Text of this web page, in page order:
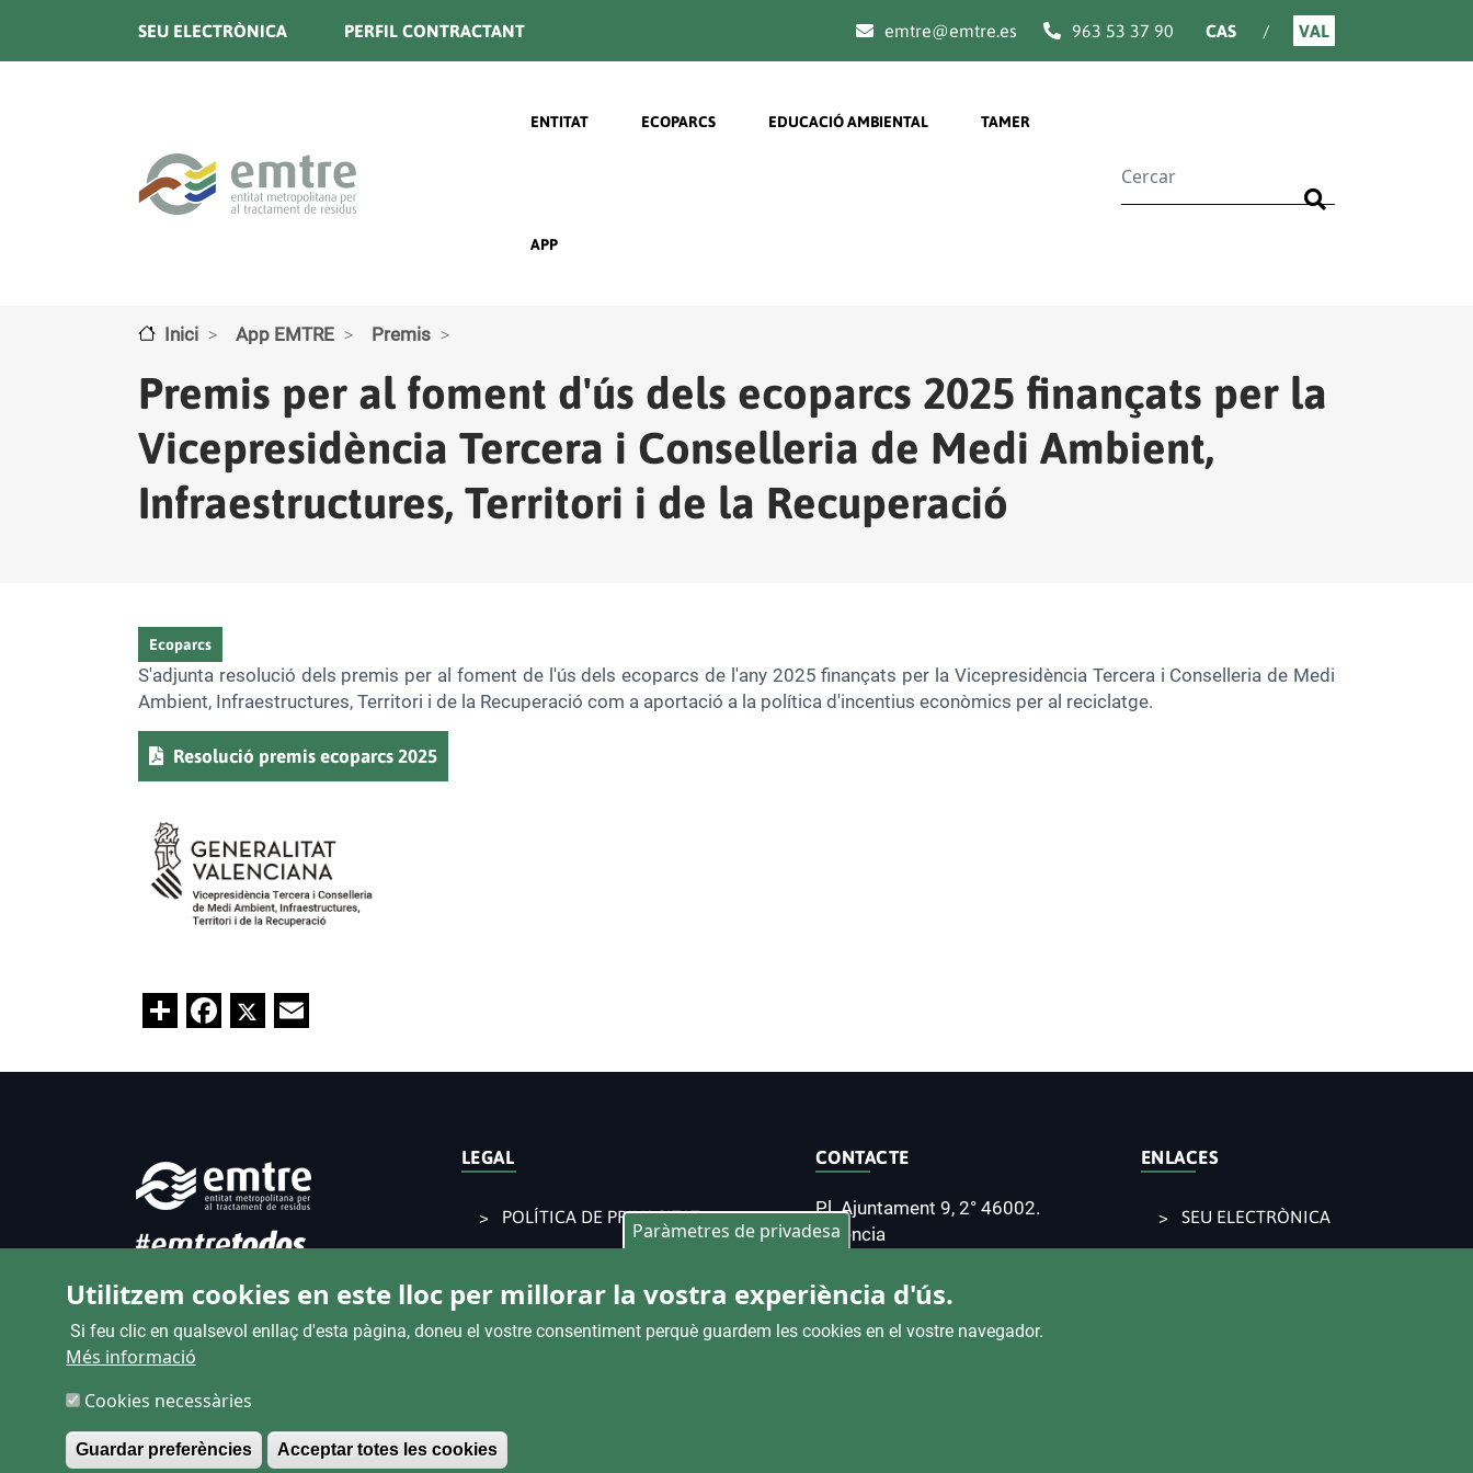
SEU ELECTRÒNICA PERFIL CONTRACTANT emtre@emtre.es 963 53 37 90 CAS VAL
ENTITAT ECOPARCS EDUCACIÓ AMBIENTAL TAMER
APP
Inici App EMTRE Premis
Premis per al foment d'ús dels ecoparcs 2025 finançats per la
Vicepresidència Tercera i Conselleria de Medi Ambient,
Infraestructures, Territori i de la Recuperació
Tipo
Ecoparcs
S'adjunta resolució dels premis per al foment de l'ús dels ecoparcs de l'any 2025 finançats per la Vicepresidència Tercera i Conselleria de Medi
Ambient, Infraestructures, Territori i de la Recuperació com a aportació a la política d'incentius econòmics per al reciclatge.
Documento
Resolució premis ecoparcs 2025
ShareFacebook
Twitter
LEGAL
POLÍTICA DE PRIVACITAT
AVÍS LEGAL
CONTACTE
Pl. Ajuntament 9, 2° 46002.
València
CANALS D'ATENCIÓ CIUTADANA
ENLACES
SEU ELECTRÒNICA
Paràmetres de privadesa
Utilitzem cookies en este lloc per millorar la vostra experiència d'ús.
Si feu clic en qualsevol enllaç d'esta pàgina, doneu el vostre consentiment perquè guardem les cookies en el vostre navegador.
Més informació
Cookies necessàries
Guardar preferències Acceptar totes les cookies